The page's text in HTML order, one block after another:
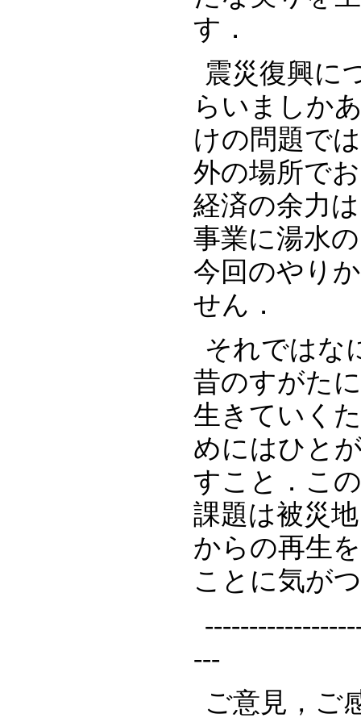
す．‬
震災復興に
らいましか
けの問題で
外の場所で
経済の余力
事業に湯水
今回のやり
せん．
そ‪れではな
昔のすがた
生きていく
めにはひと
すこと．こ
課題は被災
からの再生
ことに気が
---
ご意見，ご